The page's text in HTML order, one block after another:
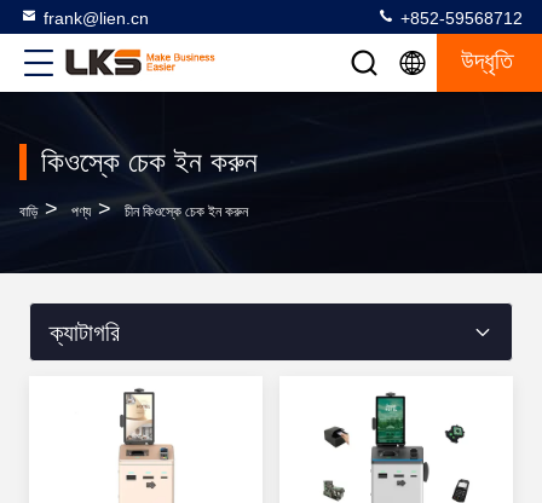
frank@lien.cn +852-59568712
উদ্ধৃতি
কিওস্কে চেক ইন করুন
বাড়ি > পণ্য > চীন কিওস্কে চেক ইন করুন
ক্যাটাগরি